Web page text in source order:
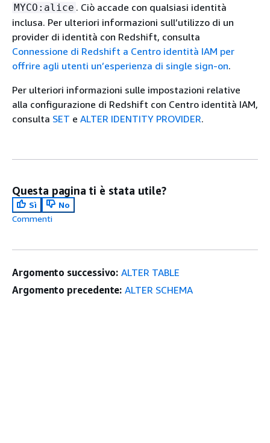
MYCO:alice . Ciò accade con qualsiasi identità
inclusa. Per ulteriori informazioni sull’utilizzo di un
provider di identità con Redshift, consulta
Connessione di Redshift a Centro identità IAM per
offrire agli utenti un’esperienza di single sign-on.
Per ulteriori informazioni sulle impostazioni relative
alla configurazione di Redshift con Centro identità IAM,
consulta SET e ALTER IDENTITY PROVIDER.
Questa pagina ti è stata utile?
Sì
No
Commenti
Argomento successivo: ALTER TABLE
Argomento precedente: ALTER SCHEMA